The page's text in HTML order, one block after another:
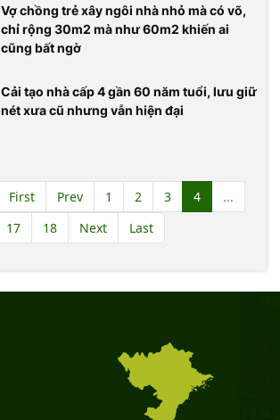
Vợ chồng trẻ xây ngôi nhà nhỏ mà có võ,
chỉ rộng 30m2 mà như 60m2 khiến ai
cũng bất ngờ
Cải tạo nhà cấp 4 gần 60 năm tuổi, lưu giữ
nét xưa cũ nhưng vẫn hiện đại
First Prev 1 2 3 4
...
17
18 Next Last